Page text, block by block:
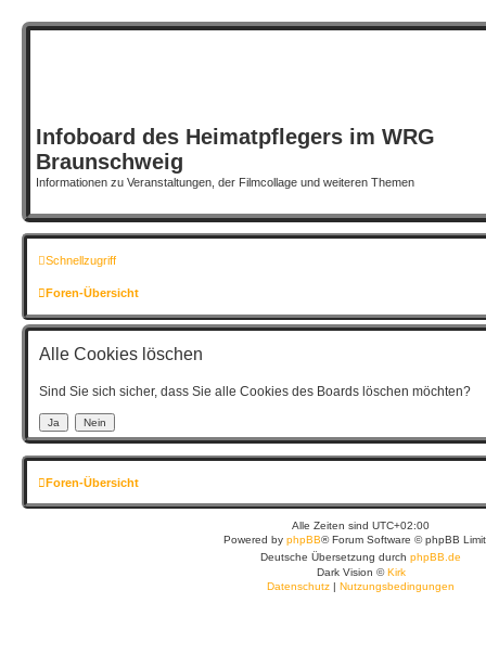
Infoboard des Heimatpflegers im WRG
Braunschweig
Informationen zu Veranstaltungen, der Filmcollage und weiteren Themen
Schnellzugriff
Foren-Übersicht
Alle Cookies löschen
Sind Sie sich sicher, dass Sie alle Cookies des Boards löschen möchten?
Foren-Übersicht
Alle Zeiten sind UTC+02:00
Powered by phpBB® Forum Software © phpBB
Deutsche Übersetzung durch phpBB.de
Dark Vision ©Kirk
Datenschutz | Nutzungsbedingungen